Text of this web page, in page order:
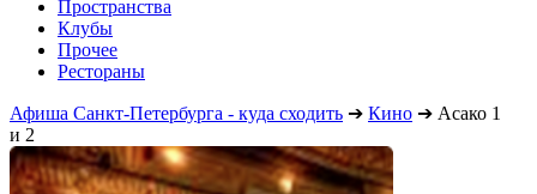
Пространства
Клубы
Прочее
Рестораны
Афиша Санкт-Петербурга - куда сходить ➔ Кино ➔ Асако 1
и 2